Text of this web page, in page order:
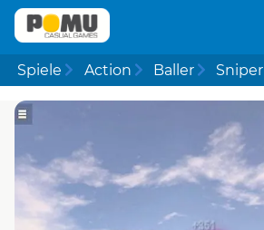
Spiele Action Baller Sniper